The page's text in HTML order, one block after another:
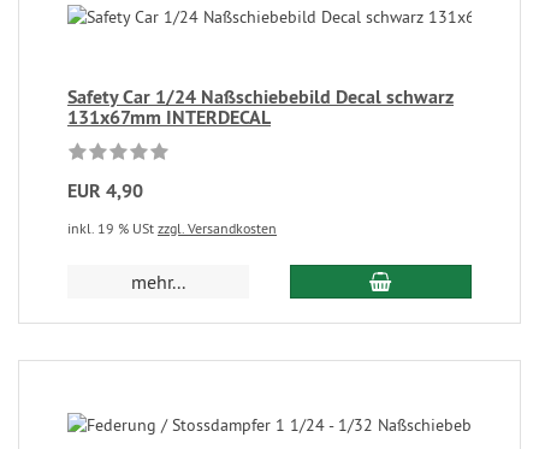
Safety Car 1/24 Naßschiebebild Decal schwarz
131x67mm INTERDECAL
EUR 4,90
inkl. 19 % USt zzgl. Versandkosten
mehr...